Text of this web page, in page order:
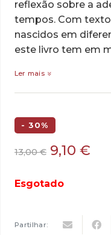
reflexão sobre a
tempos. Com
nascidos em
este livro tem em
Ler mais
- 30%
13,00€ O
original
9,10 €
Esgotado
Partilhar: